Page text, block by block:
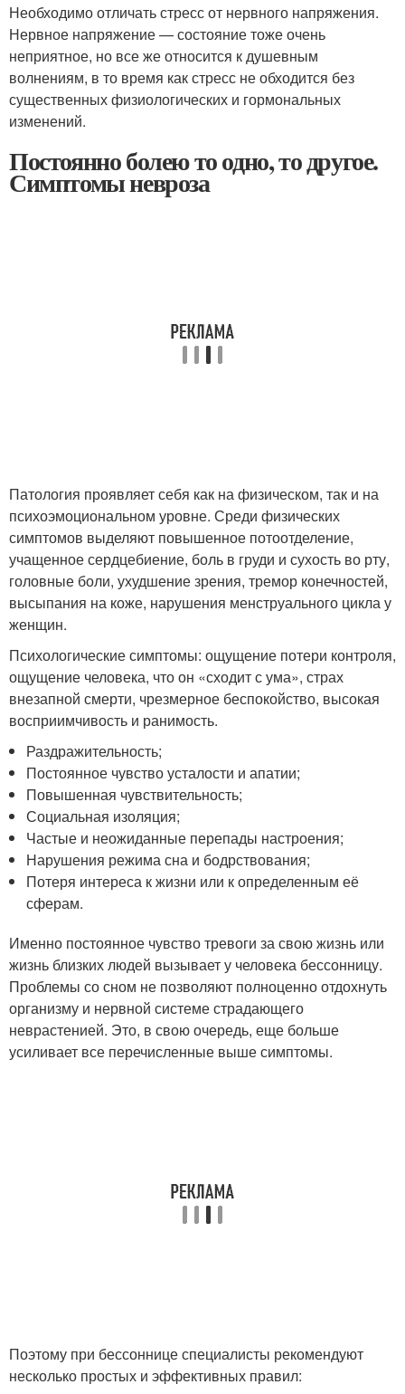
Необходимо отличать стресс от нервного напряжения.
Нервное напряжение — состояние тоже очень
неприятное, но все же относится к душевным
волнениям, в то время как стресс не обходится без
существенных физиологических и гормональных
изменений.
Постоянно болею то одно, то другое.
Симптомы невроза
Патология проявляет себя как на физическом, так и на
психоэмоциональном уровне. Среди физических
симптомов выделяют повышенное потоотделение,
учащенное сердцебиение, боль в груди и сухость во рту,
головные боли, ухудшение зрения, тремор конечностей,
высыпания на коже, нарушения менструального цикла у
женщин.
Психологические симптомы: ощущение потери контроля,
ощущение человека, что он «сходит с ума», страх
внезапной смерти, чрезмерное беспокойство, высокая
восприимчивость и ранимость.
Раздражительность;
Постоянное чувство усталости и апатии;
Повышенная чувствительность;
Социальная изоляция;
Частые и неожиданные перепады настроения;
Нарушения режима сна и бодрствования;
Потеря интереса к жизни или к определенным её
сферам.
Именно постоянное чувство тревоги за свою жизнь или
жизнь близких людей вызывает у человека бессонницу.
Проблемы со сном не позволяют полноценно отдохнуть
организму и нервной системе страдающего
неврастенией. Это, в свою очередь, еще больше
усиливает все перечисленные выше симптомы.
Поэтому при бессоннице специалисты рекомендуют
несколько простых и эффективных правил: